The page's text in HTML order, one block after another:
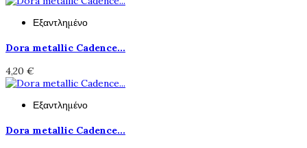
Εξαντλημένο
Dora metallic Cadence...
4,20 €
Εξαντλημένο
Dora metallic Cadence...